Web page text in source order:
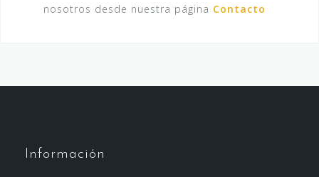
nosotros desde nuestra página Contacto
Información